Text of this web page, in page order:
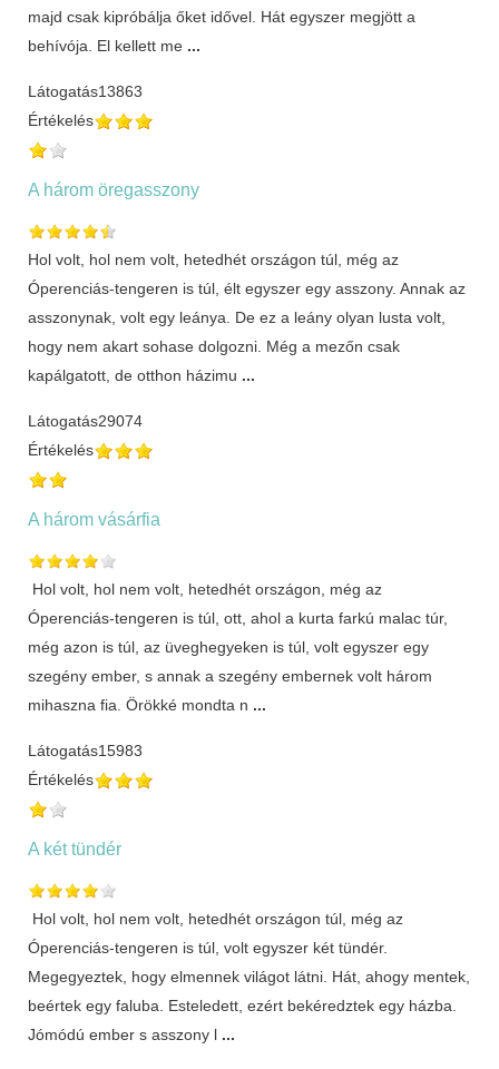
majd csak kipróbálja őket idővel. Hát egyszer megjött a
behívója. El kellett me ...
Látogatás13863
Értékelés
A három öregasszony
Hol volt, hol nem volt, hetedhét országon túl, még az
Óperenciás-tengeren is túl, élt egyszer egy asszony. Annak az
asszonynak, volt egy leánya. De ez a leány olyan lusta volt,
hogy nem akart sohase dolgozni. Még a mezőn csak
kapálgatott, de otthon házimu ...
Látogatás29074
Értékelés
A három vásárfia
Hol volt, hol nem volt, hetedhét országon, még az
Óperenciás-tengeren is túl, ott, ahol a kurta farkú malac túr,
még azon is túl, az üveghegyeken is túl, volt egyszer egy
szegény ember, s annak a szegény embernek volt három
mihaszna fia. Örökké mondta n ...
Látogatás15983
Értékelés
A két tündér
Hol volt, hol nem volt, hetedhét országon túl, még az
Óperenciás-tengeren is túl, volt egyszer két tündér.
Megegyeztek, hogy elmennek világot látni. Hát, ahogy mentek,
beértek egy faluba. Esteledett, ezért bekéredztek egy házba.
Jómódú ember s asszony l ...